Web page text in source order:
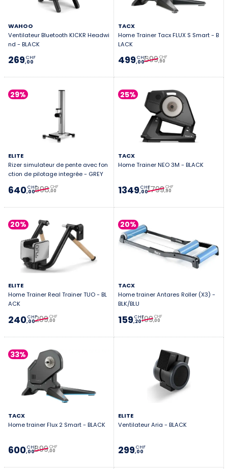
WAHOO
Ventilateur Bluetooth KICKR Headwi
nd - BLACK
269,00
CHF
TACX
Home Trainer Tacx FLUX S Smart - B
LACK
499,00
CHF699,90
CHF
29%
ELITE
Rizer simulateur de pente avec fon
ction de pilotage integrée - GREY
640,00
CHF898,00
CHF
25%
TACX
Home Trainer NEO 3M - BLACK
1349,00
CHF1799,90
CHF
20%
ELITE
Home Trainer Real Trainer TUO - BL
ACK
240,00
CHF299,00
CHF
20%
TACX
Home trainer Antares Roller (X3) -
BLK/BLU
159,20
CHF199,00
CHF
33%
TACX
Home trainer Flux 2 Smart - BLACK
600,00
CHF899,00
CHF
ELITE
Ventilateur Aria - BLACK
299,00
CHF